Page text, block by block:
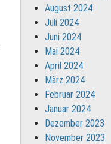
August 2024
Juli 2024
Juni 2024
Mai 2024
April 2024
März 2024
Februar 2024
Januar 2024
Dezember 2023
November 2023